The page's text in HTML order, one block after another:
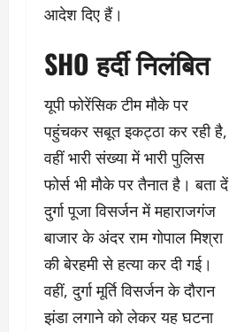
आदेश दिए हैं।
SHO हर्दी निलंबित
यूपी फोरेंसिक टीम मौके पर
पहुंचकर सबूत इकट्ठा कर रही है,
वहीं भारी संख्या में भारी पुलिस
फोर्स भी मौके पर तैनात है। बता दें
दुर्गा पूजा विसर्जन में महाराजगंज
बाजार के अंदर राम गोपाल मिश्रा
की बेरहमी से हत्या कर दी गई।
वहीं, दुर्गा मूर्ति विसर्जन के दौरान
झंडा लगाने को लेकर यह घटना